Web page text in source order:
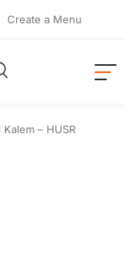
Create a Menu
– HUSR